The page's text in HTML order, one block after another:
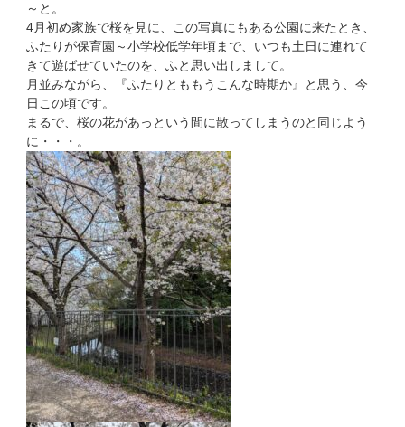
～と。
4月初め家族で桜を見に、この写真にもある公園に来たとき、
ふたりが保育園～小学校低学年頃まで、いつも土日に連れて
きて遊ばせていたのを、ふと思い出しまして。
月並みながら、『ふたりとももうこんな時期か』と思う、今
日この頃です。
まるで、桜の花があっという間に散ってしまうのと同じよう
に・・・。